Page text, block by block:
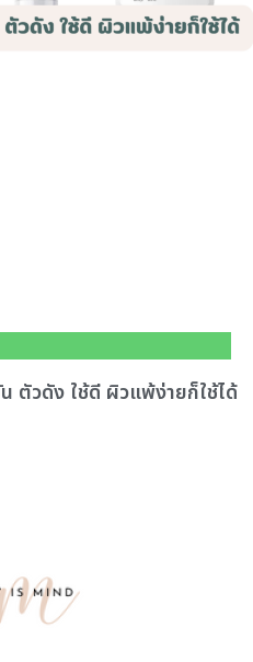
ตัวดัง ใช้ดี ผิวแพ้ง่ายก็ใช้ได้